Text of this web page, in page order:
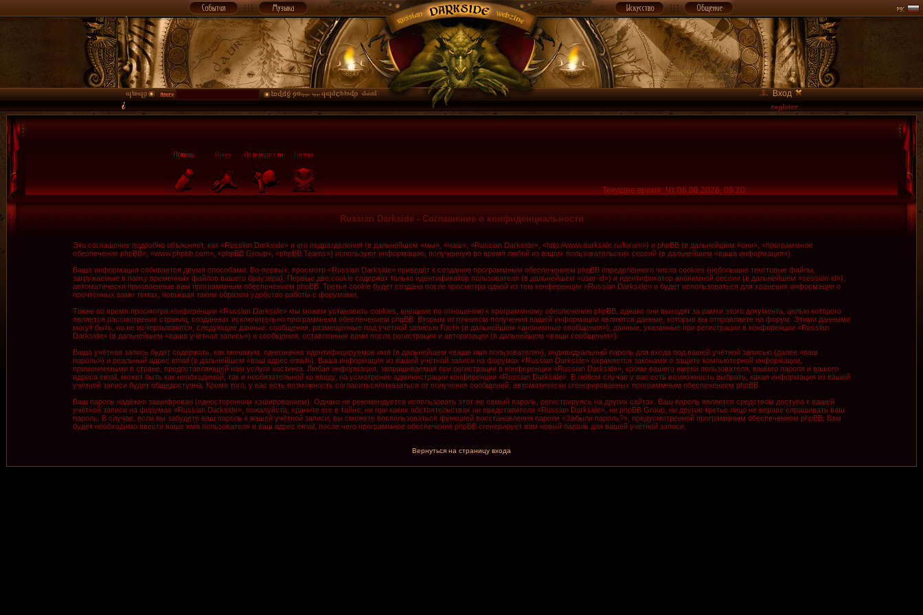
Вход
Текущее время: Чт 06.08.2026, 09:20
Russian Darkside - Соглашение о конфиденциальности
Это соглашение подробно объясняет, как «Russian Darkside» и его подразделения (в дальнейшем «мы», «наш», «Russian Darkside», «http://www.darkside.ru/forum») и phpBB (в дальнейшем «они», «программное
обеспечение phpBB», «www.phpbb.com», «phpBB Group», «phpBB Teams») используют информацию, полученную во время любой из ваших пользовательских сессий (в дальнейшем «ваша информация»).
Ваша информация собирается двумя способами. Во-первых, просмотр «Russian Darkside» приведёт к созданию программным обеспечением phpBB определённого числа cookies (небольшие текстовые файлы,
загружаемые в папку временных файлов вашего браузера). Первые две cookie содержат только идентификатор пользователя (в дальнейшем «user-id») и идентификатор анонимной сессии (в дальнейшем «session-id»),
автоматически присвоенные вам программным обеспечением phpBB. Третья cookie будет создана после просмотра одной из тем конференции «Russian Darkside» и будет использоваться для хранения информации о
прочтённых вами темах, повышая таким образом удобство работы с форумами.
Также во время просмотра конференции «Russian Darkside» мы можем установить cookies, внешние по отношению к программному обеспечению phpBB, однако они выходят за рамки этого документа, целью которого
является рассмотрение страниц, созданных исключительно программным обеспечением phpBB. Вторым источником получения вашей информации являются данные, которые вы отправляете на форум. Этими данными
могут быть, но не исчерпываются, следующие данные: сообщения, размещённые под учётной записью Гостя (в дальнейшем «анонимные сообщения»), данные, указанные при регистрации в конференции «Russian
Darkside» (в дальнейшем «ваша учётная запись») и сообщения, оставленные вами после регистрации и авторизации (в дальнейшем «ваши сообщения»).
Ваша учётная запись будет содержать, как минимум, однозначно идентифицируемое имя (в дальнейшем «ваше имя пользователя»), индивидуальный пароль для входа под вашей учётной записью (далее «ваш
пароль») и реальный адрес email (в дальнейшем «ваш адрес email»). Ваша информация из вашей учётной записи на форумах «Russian Darkside» охраняется законами о защите компьютерной информации,
применяемыми в стране, предоставляющей нам услуги хостинга. Любая информация, запрашиваемая при регистрации в конференции «Russian Darkside», кроме вашего имени пользователя, вашего пароля и вашего
адреса email, может быть как необходимой, так и необязательной ко вводу, на усмотрение администрации конференции «Russian Darkside». В любом случае у вас есть возможность выбрать, какая информация из вашей
учётной записи будет общедоступна. Кроме того, у вас есть возможность согласиться/отказаться от получения сообщений, автоматически сгенерированных программным обеспечением phpBB.
Ваш пароль надёжно зашифрован (односторонним хэшированием). Однако не рекомендуется использовать этот же самый пароль, регистрируясь на других сайтах. Ваш пароль является средством доступа к вашей
учётной записи на форумах «Russian Darkside», пожалуйста, храните его в тайне, ни при каких обстоятельствах ни представители «Russian Darkside», ни phpBB Group, ни другое третье лицо не вправе спрашивать ваш
пароль. В случае, если вы забудете ваш пароль к вашей учётной записи, вы сможете воспользоваться функцией восстановления пароля «Забыли пароль?», предусмотренной программным обеспечением phpBB. Вам
будет необходимо ввести ваше имя пользователя и ваш адрес email, после чего программное обеспечение phpBB сгенерирует вам новый пароль для вашей учётной записи.
Вернуться на страницу входа